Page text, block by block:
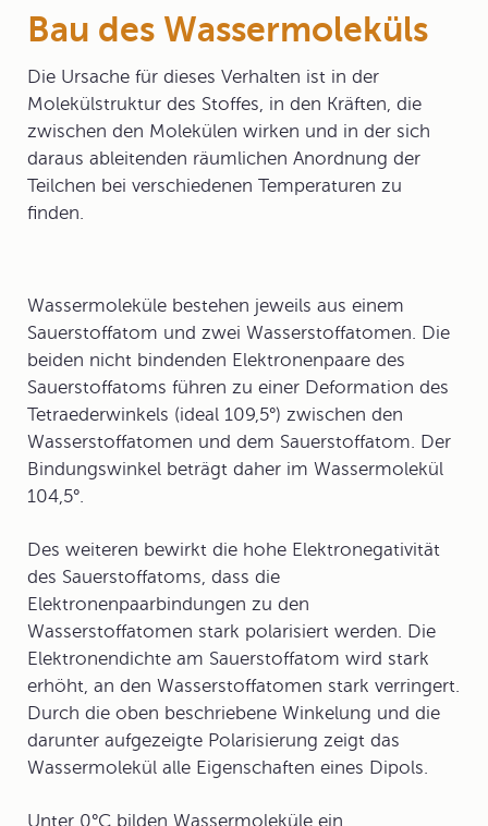
Bau des Wassermoleküls
Die Ursache für dieses Verhalten ist in der
Molekülstruktur des Stoffes, in den Kräften, die
zwischen den Molekülen wirken und in der sich
daraus ableitenden räumlichen Anordnung der
Teilchen bei verschiedenen Temperaturen zu
finden.
Wassermoleküle bestehen jeweils aus einem
Sauerstoffatom und zwei Wasserstoffatomen. Die
beiden nicht bindenden Elektronenpaare des
Sauerstoffatoms führen zu einer Deformation des
Tetraederwinkels (ideal 109,5°) zwischen den
Wasserstoffatomen und dem Sauerstoffatom. Der
Bindungswinkel beträgt daher im Wassermolekül
104,5°.
Des weiteren bewirkt die hohe Elektronegativität
des Sauerstoffatoms, dass die
Elektronenpaarbindungen zu den
Wasserstoffatomen stark polarisiert werden. Die
Elektronendichte am Sauerstoffatom wird stark
erhöht, an den Wasserstoffatomen stark verringert.
Durch die oben beschriebene Winkelung und die
darunter aufgezeigte Polarisierung zeigt das
Wassermolekül alle Eigenschaften eines Dipols.
Unter 0°C bilden Wassermoleküle ein